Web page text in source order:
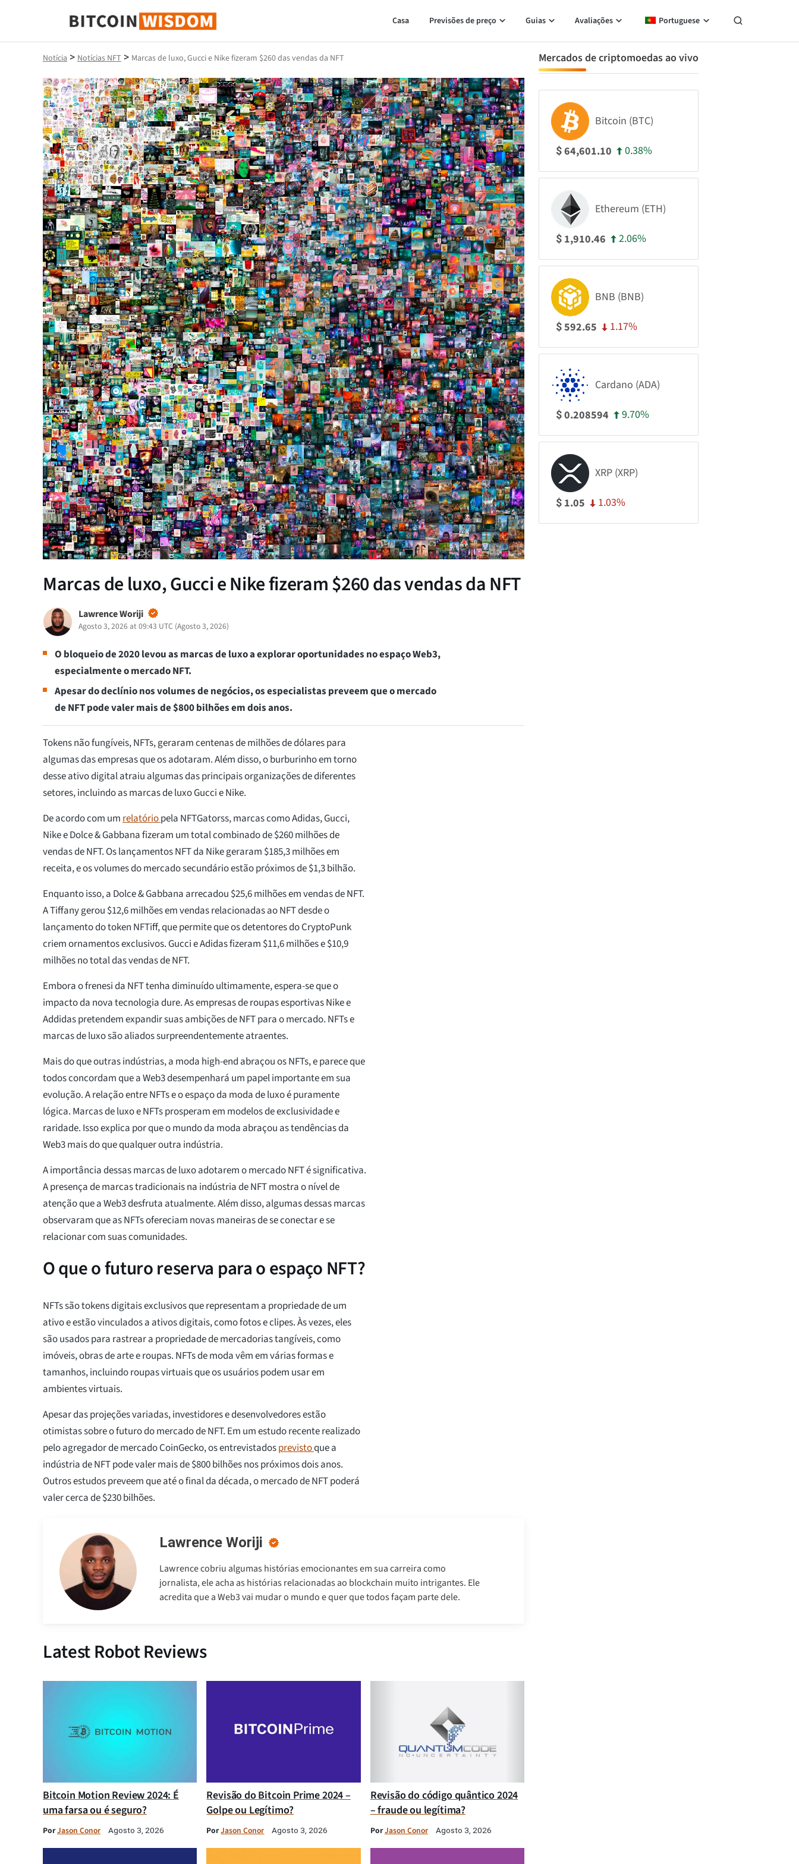
Sabedoria do Bitcoin
Casa Previsões de preço Guias Avaliações Portuguese
Notícia > Notícias NFT > Marcas de luxo, Gucci e Nike fizeram $260 das vendas da NFT
Marcas de luxo, Gucci e Nike fizeram $260 das vendas da NFT
Lawrence Woriji
Agosto 3, 2026 at 09:43 UTC (Agosto 3, 2026)
O bloqueio de 2020 levou as marcas de luxo a explorar oportunidades no espaço Web3,
especialmente o mercado NFT.
Apesar do declínio nos volumes de negócios, os especialistas preveem que o mercado
de NFT pode valer mais de $800 bilhões em dois anos.
Tokens não fungíveis, NFTs, geraram centenas de milhões de dólares para
algumas das empresas que os adotaram. Além disso, o burburinho em torno
desse ativo digital atraiu algumas das principais organizações de diferentes
setores, incluindo as marcas de luxo Gucci e Nike.
De acordo com umrelatóriopela NFTGatorss, marcas como Adidas, Gucci,
Nike e Dolce & Gabbana fizeram um total combinado de $260 milhões de
vendas de NFT. Os lançamentos NFT da Nike geraram $185,3 milhões em
receita, e os volumes do mercado secundário estão próximos de $1,3 bilhão.
Enquanto isso, a Dolce & Gabbana arrecadou $25,6 milhões em vendas de NFT.
A Tiffany gerou $12,6 milhões em vendas relacionadas ao NFT desde o
lançamento do token NFTiff, que permite que os detentores do CryptoPunk
criem ornamentos exclusivos. Gucci e Adidas fizeram $11,6 milhões e $10,9
milhões no total das vendas de NFT.
Embora o frenesi da NFT tenha diminuído ultimamente, espera-se que o
impacto da nova tecnologia dure. As empresas de roupas esportivas Nike e
Addidas pretendem expandir suas ambições de NFT para o mercado. NFTs e
marcas de luxo são aliados surpreendentemente atraentes.
Mais do que outras indústrias, a moda high-end abraçou os NFTs, e parece que
todos concordam que a Web3 desempenhará um papel importante em sua
evolução. A relação entre NFTs e o espaço da moda de luxo é puramente
lógica. Marcas de luxo e NFTs prosperam em modelos de exclusividade e
raridade. Isso explica por que o mundo da moda abraçou as tendências da
Web3 mais do que qualquer outra indústria.
A importância dessas marcas de luxo adotarem o mercado NFT é significativa.
A presença de marcas tradicionais na indústria de NFT mostra o nível de
atenção que a Web3 desfruta atualmente. Além disso, algumas dessas marcas
observaram que as NFTs ofereciam novas maneiras de se conectar e se
relacionar com suas comunidades.
O que o futuro reserva para o espaço NFT?
NFTs são tokens digitais exclusivos que representam a propriedade de um
ativo e estão vinculados a ativos digitais, como fotos e clipes. Às vezes, eles
são usados para rastrear a propriedade de mercadorias tangíveis, como
imóveis, obras de arte e roupas. NFTs de moda vêm em várias formas e
tamanhos, incluindo roupas virtuais que os usuários podem usar em
ambientes virtuais.
Apesar das projeções variadas, investidores e desenvolvedores estão
otimistas sobre o futuro do mercado de NFT. Em um estudo recente realizado
pelo agregador de mercado CoinGecko, os entrevistadosprevistoque a
indústria de NFT pode valer mais de $800 bilhões nos próximos dois anos.
Outros estudos preveem que até o final da década, o mercado de NFT poderá
valer cerca de $230 bilhões.
Lawrence Woriji
Lawrence cobriu algumas histórias emocionantes em sua carreira como
jornalista, ele acha as histórias relacionadas ao blockchain muito intrigantes. Ele
acredita que a Web3 vai mudar o mundo e quer que todos façam parte dele.
Latest Robot Reviews
Bitcoin Motion Review 2024: É
uma farsa ou é seguro?
PorJason Conor Agosto 3, 2026
Revisão do Bitcoin Prime 2024 –
Golpe ou Legítimo?
PorJason Conor Agosto 3, 2026
Revisão do código quântico 2024
– fraude ou legítima?
PorJason Conor Agosto 3, 2026
Mercados de criptomoedas ao vivo
Bitcoin (BTC)
$64,601.10 0.38%
Ethereum (ETH)
$ 1,910.46 2.06%
BNB (BNB)
$592.65 1.17%
Cardano (ADA)
$0.208594 9.70%
XRP (XRP)
$ 1.05 1.03%